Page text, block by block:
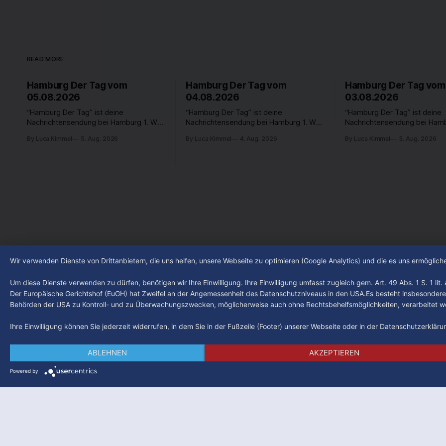
READ MORE
Hamburg Der Tag vom
05.08.2026
“Hamburg Der Tag” ist deine
Nachrichtensendung bei Hamburg 1. Was
beschäftigt die Hamburgerinnen und
By Luca Kimmel 5. Aug. 2026
Hamburg Der Tag vom
04.08.2026
“Hamburg Der Tag” ist deine
Nachrichtensendung bei Hamburg 1. Was
beschäftigt die Hamburgerinnen und
By Luca Kimmel 4. Aug. 2026
Hamburg Der Tag vom
03.08.2026
“Hamburg Der Tag” ist deine
Nachrichtensendung bei
beschäftigt die
By Luca Kimmel 3. Aug. 2026
ImpressumDatenschutzAGB
Wir verwenden Dienste von Drittanbietern, die uns helfen, unsere Webseite zu optimieren (Google Analytics) und die es uns
Um diese Dienste verwenden zu dürfen, benötigen wir Ihre Einwilligung. Ihre Einwilligung umfasst zugleich gem. Art. 49 Abs. 1 S. 1
Der Europäische Gerichtshof (EuGH) hat Zweifel an der Angemessenheit des Datenschutzniveaus in den USA.Es besteht
Behörden der USA zu Kontroll- und zu Überwachungszwecken, möglicherweise auch ohne Rechtsbehelfsmöglichkeiten, verarbeitet
Ihre Einwilligung können Sie jederzeit widerrufen, in dem Sie in der Fußzeile (Footer) unserer Webseite oder in der
ABLEHNEN AKZEPTIEREN
Powered by